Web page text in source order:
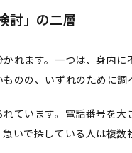
討」の二層
れます。一つは、身内
のの、いずれのために調
ています。電話番号を
いで探している人は複